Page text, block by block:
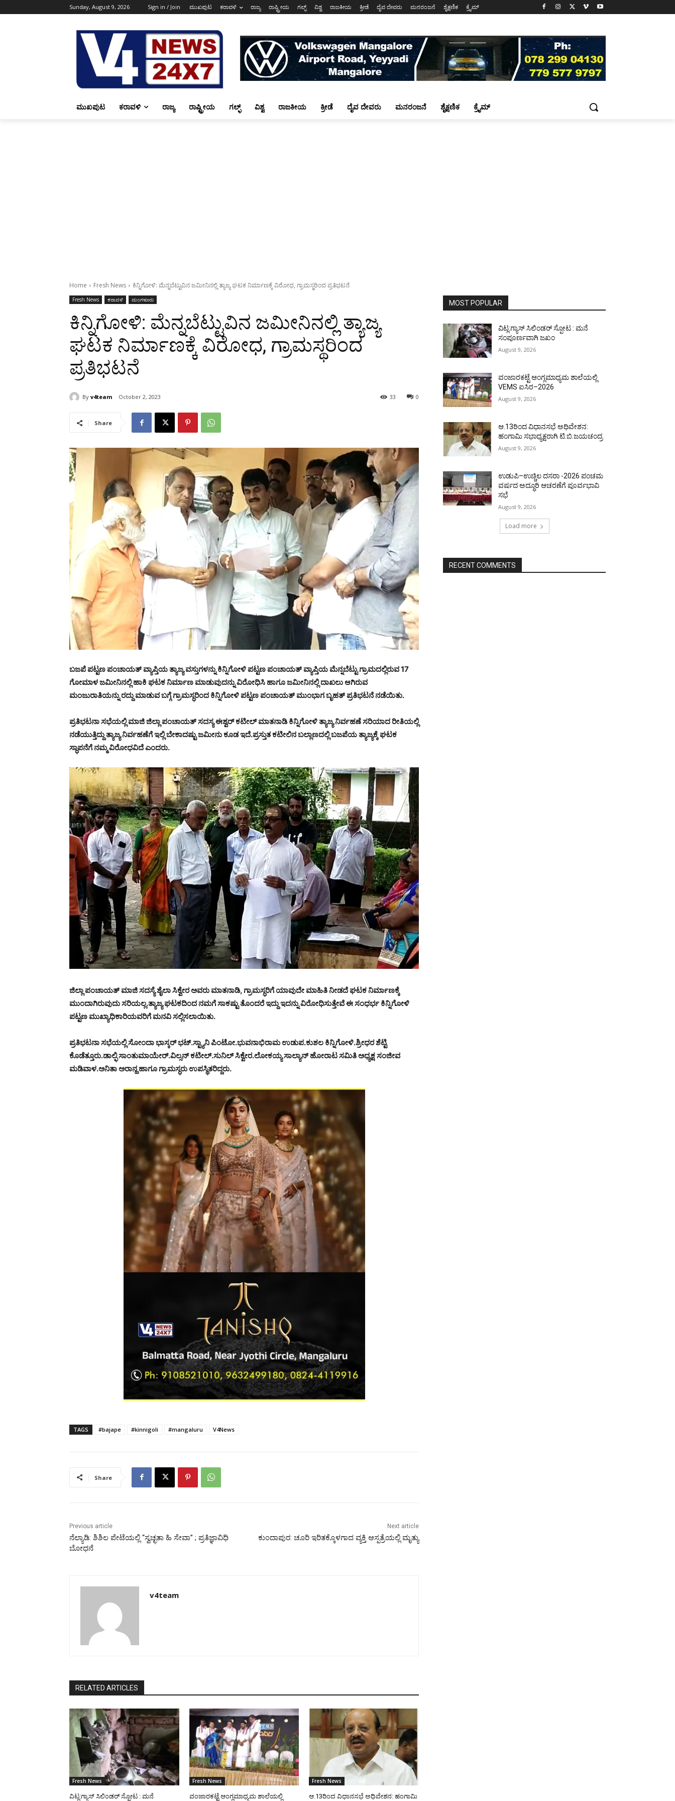
Sunday, August 9, 2026 Sign in / Join ಮುಖಪುಟ ಕರಾವಳಿ ರಾಜ್ಯ ರಾಷ್ಟ್ರೀಯ ಗಲ್ಫ್ ವಿಶ್ವ ರಾಜಕೀಯ ಕ್ರೀಡೆ ದೈವ ದೇವರು ಮನರಂಜನೆ ಶೈಕ್ಷಣಿಕ ಕ್ರೈಮ್
ಮುಖಪುಟ ಕರಾವಳಿ ರಾಜ್ಯ ರಾಷ್ಟ್ರೀಯ ಗಲ್ಫ್ ವಿಶ್ವ ರಾಜಕೀಯ ಕ್ರೀಡೆ ದೈವ ದೇವರು ಮನರಂಜನೆ ಶೈಕ್ಷಣಿಕ ಕ್ರೈಮ್
Home Fresh News ಕಿನ್ನಿಗೋಳಿ: ಮೆನ್ನಬೆಟ್ಟುವಿನ ಜಮೀನಿನಲ್ಲಿ ತ್ಯಾಜ್ಯ ಘಟಕ ನಿರ್ಮಾಣಕ್ಕೆ ವಿರೋಧ, ಗ್ರಾಮಸ್ಥರಿಂದ ಪ್ರತಿಭಟನೆ
Fresh News ಕರಾವಳಿ ಮಂಗಳೂರು
ಕಿನ್ನಿಗೋಳಿ: ಮೆನ್ನಬೆಟ್ಟುವಿನ ಜಮೀನಿನಲ್ಲಿ ತ್ಯಾಜ್ಯ
ಘಟಕ ನಿರ್ಮಾಣಕ್ಕೆ ವಿರೋಧ, ಗ್ರಾಮಸ್ಥರಿಂದ
ಪ್ರತಿಭಟನೆ
By v4team October 2, 2023 0
33
Share
ಬಜಪೆ ಪಟ್ಟಣ ಪಂಚಾಯತ್ ವ್ಯಾಪ್ತಿಯ ತ್ಯಾಜ್ಯ ವಸ್ತುಗಳನ್ನು ಕಿನ್ನಿಗೋಳಿ ಪಟ್ಟಣ ಪಂಚಾಯತ್ ವ್ಯಾಪ್ತಿಯ ಮೆನ್ನಬೆಟ್ಟು ಗ್ರಾಮದಲ್ಲಿರುವ 17
ಗೋಮಾಳ ಜಮೀನಿನಲ್ಲಿ ಹಾಕಿ ಘಟಕ ನಿರ್ಮಾಣ ಮಾಡುವುದನ್ನು ವಿರೋಧಿಸಿ ಹಾಗೂ ಜಮೀನಿನಲ್ಲಿ ದಾಖಲು ಆಗಿರುವ
ಮಂಜುರಾತಿಯನ್ನು ರದ್ದು ಮಾಡುವ ಬಗ್ಗೆ ಗ್ರಾಮಸ್ಧರಿಂದ ಕಿನ್ನಿಗೋಳಿ ಪಟ್ಟಣ ಪಂಚಾಯತ್ ಮುಂಭಾಗ ಬೃಹತ್ ಪ್ರತಿಭಟನೆ ನಡೆಯಿತು.
ಪ್ರತಿಭಟನಾ ಸಭೆಯಲ್ಲಿ ಮಾಜಿ ಜಿಲ್ಲಾ ಪಂಚಾಯತ್ ಸದಸ್ಯ ಈಶ್ವರ್ ಕಟೀಲ್ ಮಾತನಾಡಿ ಕಿನ್ನಿಗೋಳಿ ತ್ಯಾಜ್ಯ ನಿರ್ವಹಣೆ ಸರಿಯಾದ ರೀತಿಯಲ್ಲಿ
ನಡೆಯುತ್ತಿದ್ದು ತ್ಯಾಜ್ಯ ನಿರ್ವಹಣೆಗೆ ಇಲ್ಲಿ ಬೇಕಾದಷ್ಟು ಜಮೀನು ಕೂಡ ಇದೆ.ಪ್ರಸ್ತುತ ಕಟೀಲಿನ ಬಲ್ಲಾಣದಲ್ಲಿ ಬಜಪೆಯ ತ್ಯಾಜ್ಯಕ್ಕೆ ಘಟಕ
ಸ್ಧಾಪನೆಗೆ ನಮ್ಮ ವಿರೋಧವಿದೆ ಎಂದರು.
ಜಿಲ್ಲಾ ಪಂಚಾಯತ್ ಮಾಜಿ ಸದಸ್ಯೆ ಶೈಲಾ ಸಿಕ್ವೇರ ಅವರು ಮಾತನಾಡಿ, ಗ್ರಾಮಸ್ಧರಿಗೆ ಯಾವುದೇ ಮಾಹಿತಿ ನೀಡದೆ ಘಟಕ ನಿರ್ಮಾಣಕ್ಕೆ
ಮುಂದಾಗಿರುವುದು ಸರಿಯಲ್ಲ.ತ್ಯಾಜ್ಯ ಘಟಕದಿಂದ ನಮಗೆ ಸಾಕಷ್ಟು ತೊಂದರೆ ಇದ್ದು ಇದನ್ನು ವಿರೋಧಿಸುತ್ತೇವೆ ಈ ಸಂಧರ್ಭ ಕಿನ್ನಿಗೋಳಿ
ಪಟ್ಟಣ ಮುಖ್ಯಾಧಿಕಾರಿಯವರಿಗೆ ಮನವಿ ಸಲ್ಲಿಸಲಾಯಿತು.
ಪ್ರತಿಭಟನಾ ಸಭೆಯಲ್ಲಿ ಸೋಂದಾ ಭಾಸ್ಕರ್ ಭಟ್.ಸ್ಟ್ಯಾನಿ ಪಿಂಟೋ.ಭುವನಾಭಿರಾಮ ಉಡುಪ.ಕುಶಲ ಕಿನ್ನಿಗೋಳಿ.ಶ್ರೀಧರ ಶೆಟ್ಟಿ
ಕೊಡೆತ್ತೂರು.ಡಾಲ್ಫಿ ಸಾಂತುಮಾಯೇರ್.ವಿಲ್ಸನ್ ಕಟೀಲ್.ಸುನಿಲ್ ಸಿಕ್ವೇರ.ಲೋಕಯ್ಯ ಸಾಲ್ಯಾನ್ ಹೋರಾಟ ಸಮಿತಿ ಅಧ್ಯಕ್ಷ ಸಂಜೀವ
ಮಡಿವಾಳ.ಅನಿತಾ ಅರಾನ್ಹ ಹಾಗೂ ಗ್ರಾಮಸ್ಧರು ಉಪಸ್ಥಿತರಿದ್ದರು.
TAGS #bajape #kinnigoli #mangaluru V4News
Share
Previous article
ನೆಲ್ಯಾಡಿ: ಶಿಶಿಲ ಪೇಟೆಯಲ್ಲಿ “ಸ್ವಚ್ಛತಾ ಹಿ ಸೇವಾ” ; ಪ್ರತಿಜ್ಞಾವಿಧಿ
ಬೋಧನೆ
Next article
ಕುಂದಾಪುರ: ಚೂರಿ ಇರಿತಕ್ಕೊಳಗಾದ ವ್ಯಕ್ತಿ ಆಸ್ಪತ್ರೆಯಲ್ಲಿ ಮೃತ್ಯು
v4team
RELATED ARTICLES
Fresh News
ವಿಟ್ಲ:ಗ್ಯಾಸ್ ಸಿಲಿಂಡರ್ ಸ್ಪೋಟ : ಮನೆ
Fresh News
ವಂಜಾರಕಟ್ಟೆ ಆಂಗ್ಲಮಾಧ್ಯಮ ಶಾಲೆಯಲ್ಲಿ
Fresh News
ಆ.13ರಿಂದ ವಿಧಾನಸಭೆ ಅಧಿವೇಶನ: ಹಂಗಾಮಿ
MOST POPULAR
ವಿಟ್ಲ:ಗ್ಯಾಸ್ ಸಿಲಿಂಡರ್ ಸ್ಪೋಟ : ಮನೆ
ಸಂಪೂರ್ಣವಾಗಿ ಜಖಂ
August 9, 2026
ವಂಜಾರಕಟ್ಟೆ ಆಂಗ್ಲಮಾಧ್ಯಮ ಶಾಲೆಯಲ್ಲಿ
VEMS ಐಸಿರ–2026
August 9, 2026
ಆ.13ರಿಂದ ವಿಧಾನಸಭೆ ಅಧಿವೇಶನ:
ಹಂಗಾಮಿ ಸಭಾಧ್ಯಕ್ಷರಾಗಿ ಟಿ.ಬಿ.ಜಯಚಂದ್ರ
August 9, 2026
ಉಡುಪಿ–ಉಚ್ಚಿಲ ದಸರಾ -2026 ಪಂಚಮ
ವರ್ಷದ ಅದ್ಧೂರಿ ಆಚರಣೆಗೆ ಪೂರ್ವಭಾವಿ
ಸಭೆ
August 9, 2026
Load more
RECENT COMMENTS